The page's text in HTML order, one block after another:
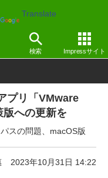
Translate
検索 Impressサイト
プリ「VMware
への更新を
スの問題、macOS版
2023年10月31日 14:22